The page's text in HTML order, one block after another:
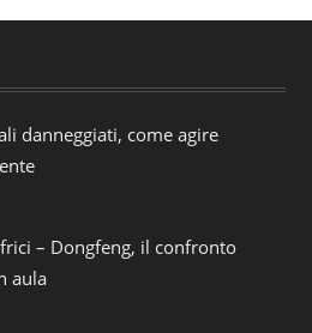
danneggiati, come agire
– Dongfeng, il confronto
aula